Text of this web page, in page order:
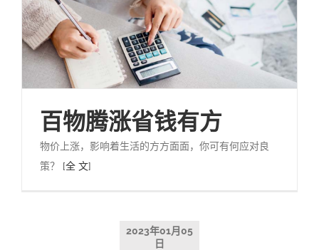
百物腾涨省钱有方
物价上涨，影响着生活的方方面面，你可有何应对良
策？ [全 文]
2023年01月05
日